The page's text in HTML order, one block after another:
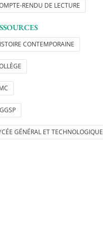
RENDU DE LECTURE
CONTEMPORAINE
GÉNÉRAL ET TECHNOLOGIQUE